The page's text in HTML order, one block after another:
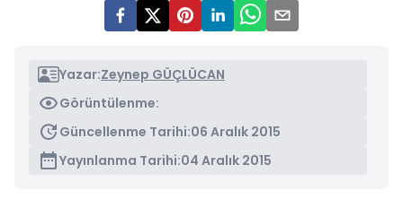
Yazar:Zeynep GÜÇLÜCAN
Görüntülenme:
Güncellenme Tarihi:06 Aralık 2015
Yayınlanma Tarihi:04 Aralık 2015